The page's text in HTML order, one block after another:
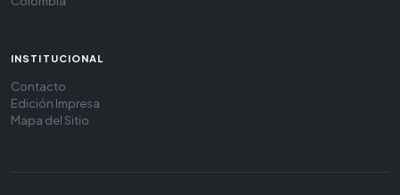
INSTITUCIONAL
Contacto
Edición Impresa
Mapa del Sitio